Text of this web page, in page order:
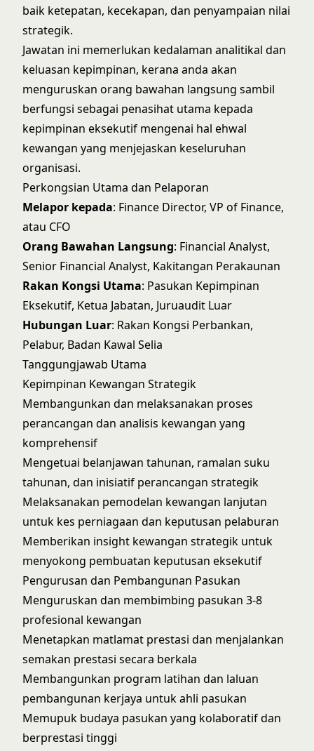
baik ketepatan, kecekapan, dan penyampaian nilai
strategik.
Jawatan ini memerlukan kedalaman analitikal dan
keluasan kepimpinan, kerana anda akan
menguruskan orang bawahan langsung sambil
berfungsi sebagai penasihat utama kepada
kepimpinan eksekutif mengenai hal ehwal
kewangan yang menjejaskan keseluruhan
organisasi.
Perkongsian Utama dan Pelaporan
Melapor kepada: Finance Director, VP of Finance,
atau CFO
Orang Bawahan Langsung: Financial Analyst,
Senior Financial Analyst, Kakitangan Perakaunan
Rakan Kongsi Utama: Pasukan Kepimpinan
Eksekutif, Ketua Jabatan, Juruaudit Luar
Hubungan Luar: Rakan Kongsi Perbankan,
Pelabur, Badan Kawal Selia
Tanggungjawab Utama
Kepimpinan Kewangan Strategik
Membangunkan dan melaksanakan proses
perancangan dan analisis kewangan yang
komprehensif
Mengetuai belanjawan tahunan, ramalan suku
tahunan, dan inisiatif perancangan strategik
Melaksanakan pemodelan kewangan lanjutan
untuk kes perniagaan dan keputusan pelaburan
Memberikan insight kewangan strategik untuk
menyokong pembuatan keputusan eksekutif
Pengurusan dan Pembangunan Pasukan
Menguruskan dan membimbing pasukan 3-8
profesional kewangan
Menetapkan matlamat prestasi dan menjalankan
semakan prestasi secara berkala
Membangunkan program latihan dan laluan
pembangunan kerjaya untuk ahli pasukan
Memupuk budaya pasukan yang kolaboratif dan
berprestasi tinggi